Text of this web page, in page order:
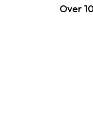
Over